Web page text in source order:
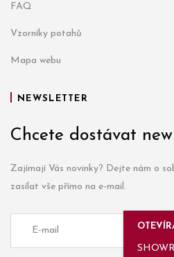
FAQ
Vzorníky potahů
Mapa webu
NEWSLETTER
Chcete dostávat
Zajímají Vás novinky? Dejte nám o
zasílat vše přímo na e-mail.